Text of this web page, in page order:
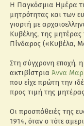
H Παγκόσμια Ημέρα
μητρότητας και των
γιορτή με
Κυβέλης, της
Πίνδαρος («Κυβέλα,
Στη σύγχρονη εποχή,
ακτιβίστρια Άννα
που είχε πρώτη την
προς τιμή της
Οι προσπάθειές της
1914, όταν ο τότε